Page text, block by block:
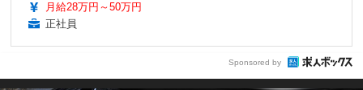
月給28万円～50万円
正社員
Sponsored by